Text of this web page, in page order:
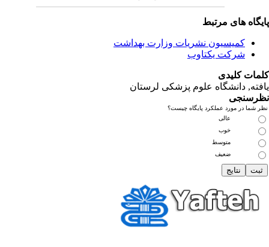
های مرتبط
کمیسیون نشریات وزارت بهداشت
شرکت یکتاوب
کلیدی
, دانشگاه علوم پزشکی لرستان
شما در مورد عملکرد پایگاه چیست؟
عالی
خوب
متوسط
ضعیف